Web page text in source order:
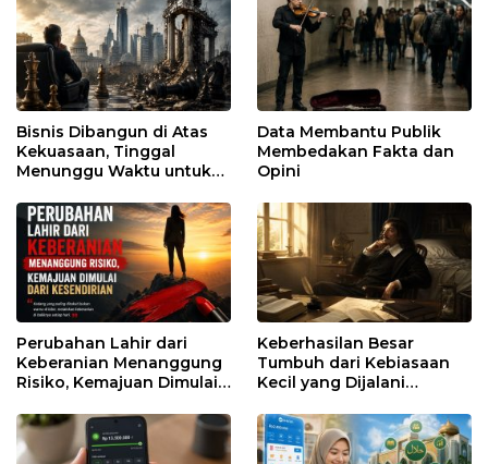
Bisnis Dibangun di Atas
Kekuasaan, Tinggal
Menunggu Waktu untuk
Data Membantu Publik
Membedakan Fakta dan
Opini
Perubahan Lahir dari
Keberanian Menanggung
Risiko, Kemajuan Dimulai
Keberhasilan Besar
Tumbuh dari Kebiasaan
Kecil yang Dijalani